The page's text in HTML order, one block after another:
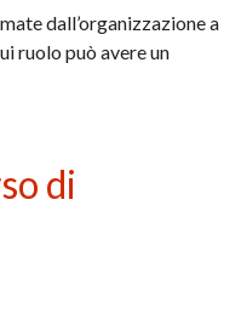
dall’organizzazione a
ruolo può avere un
di